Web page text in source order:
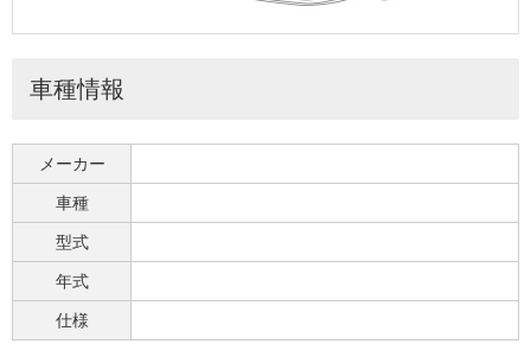
車種情報
メーカー
車種
型式
年式
仕様